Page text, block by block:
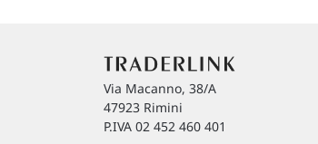
Via Macanno, 38/A
47923 Rimini
P.IVA 02 452 460 401